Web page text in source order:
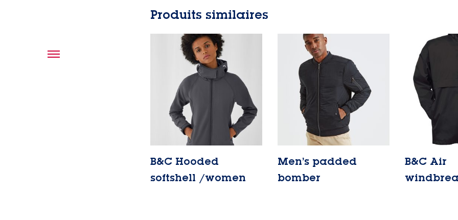
Produits similaires
B&C Hooded
softshell /women
Men’s padded
bomber
B&C Air